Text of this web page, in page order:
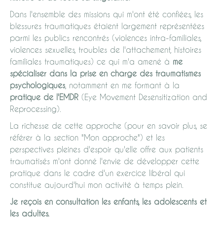
Dans l'ensemble des missions qui m'ont été confiées, les
blessures traumatiques étaient largement représentées
parmi les publics rencontrés (violences intra-familiales,
violences sexuelles, troubles de l'attachement, histoires
familiales traumatiques) ce qui m'a amené à me
spécialiser dans la prise en charge des traumatismes
psychologiques , notamment en me formant à la
pratique de l'EMDR (Eye Movement Desensitization and
Reprocessing).
La richesse de cette approche (pour en savoir plus, se
référer à la section "Mon approche") et les
perspectives pleines d'espoir qu'elle offre aux patients
traumatisés m'ont donné l'envie de développer cette
pratique dans le cadre d'un exercice libéral qui
constitue aujourd'hui mon activité à temps plein.
Je reçois en consultation les enfants, les adolescents et
les adultes.